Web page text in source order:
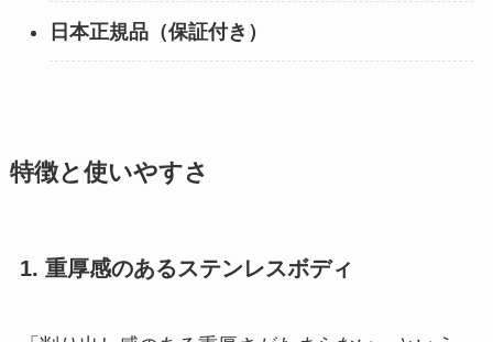
日本正規品（保証付き）
特徴と使いやすさ
1. 重厚感のあるステンレスボディ